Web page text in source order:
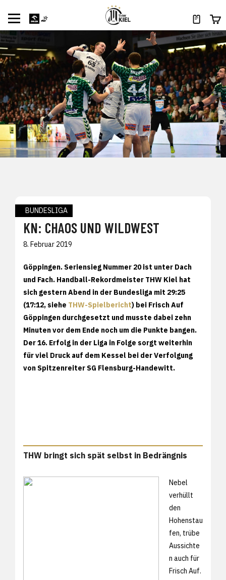
BUNDESLIGA
KN: CHAOS UND WILDWEST
8. Februar 2019
Göppingen. Seriensieg Nummer 20 ist unter Dach
und Fach. Handball-Rekordmeister THW Kiel hat
sich gestern Abend in der Bundesliga mit 29:25
(17:12, siehe THW-Spielbericht) bei Frisch Auf
Göppingen durchgesetzt und musste dabei zehn
Minuten vor dem Ende noch um die Punkte bangen.
Der 16. Erfolg in der Liga in Folge sorgt weiterhin
für viel Druck auf dem Kessel bei der Verfolgung
von Spitzenreiter SG Flensburg-Handewitt.
THW bringt sich spät selbst in Bedrängnis
Nebel
verhüllt
den
Hohenstau
fen, trübe
Aussichte
n auch für
Frisch Auf.